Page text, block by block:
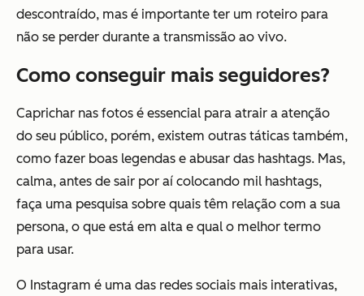
descontraído, mas é importante ter um roteiro para
não se perder durante a transmissão ao vivo.
Como conseguir mais seguidores?
Caprichar nas fotos é essencial para atrair a atenção
do seu público, porém, existem outras táticas também,
como fazer boas legendas e abusar das hashtags. Mas,
calma, antes de sair por aí colocando mil hashtags,
faça uma pesquisa sobre quais têm relação com a sua
persona, o que está em alta e qual o melhor termo
para usar.
O Instagram é uma das redes sociais mais interativas,